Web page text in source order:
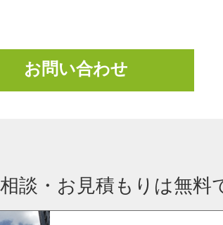
お問い合わせ
談・お見積もりは無料